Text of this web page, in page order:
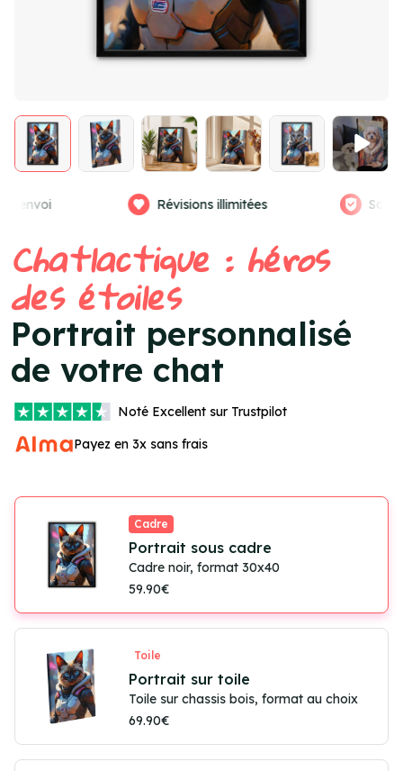
Satisfaction garantie
4
of
Chatlactique : héros
des étoiles
Portrait personnalisé
de votre chat
Noté Excellent sur Trustpilot
Payez en 3x sans frais
Cadre
Portrait sous cadre
Cadre noir, format 30x40
59.90€
Toile
Portrait sur toile
Toile sur chassis bois, format au choix
69.90€